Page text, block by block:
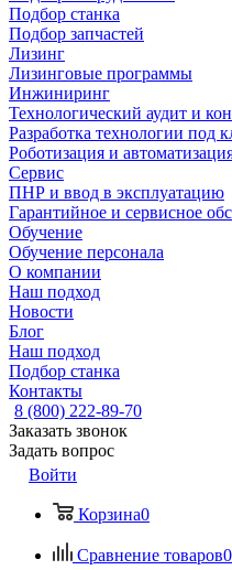
Подбор станка
Подбор запчастей
Лизинг
Лизинговые программы
Инжиниринг
Технологический аудит и
Разработка технологии под
Роботизация и
Сервис
ПНР и ввод в эксплуатацию
Гарантийное и сервисное
Обучение
Обучение персонала
О компании
Наш подход
Новости
Блог
Наш подход
Подбор станка
Контакты
8 (800) 222-89-70
Заказать звонок
Задать вопрос
Войти
Корзина0
Сравнение товаров0